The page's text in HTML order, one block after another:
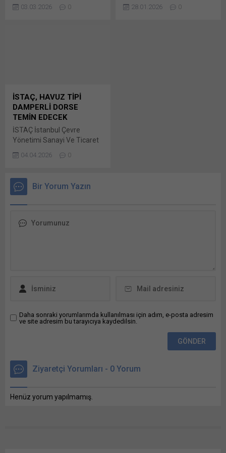
Facebook'ta paylaşmak için
tıklayın (Yeni pencerede
Büyükşehir Belediyesi
üzerinden paylaşmak için
tıklayın (Yeni pencerede
açılır) LinkedIn WhatsApp'ta
pencerede açılır) WhatsApp
Facebook'ta paylaşmak için
tıklayın (Yeni...
03.03.2026 0
Büyükşehir Belediyesi
28.01.2026 0
İSTAÇ, HAVUZ TİPİ
DAMPERLİ DORSE
TEMİN EDECEK
İSTAÇ İstanbul Çevre
Yönetimi Sanayi Ve Ticaret
Müdürlüğü tarafından
2026/489319 İKN numaralı
dosya konusu Havuz Tipi
paylaşmak için tıklayın (Yeni
Facebook'ta paylaşmak için
04.04.2026 0
Bir Yorum Yazın
Daha sonraki yorumlarımda kullanılması için adım, e-posta adresim
ve site adresim bu tarayıcıya kaydedilsin.
Ziyaretçi Yorumları - 0 Yorum
Henüz yorum yapılmamış.